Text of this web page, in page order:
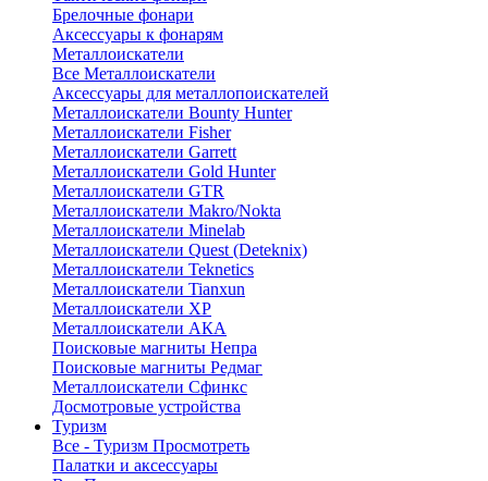
Брелочные фонари
Аксессуары к фонарям
Металлоискатели
Все Металлоискатели
Аксессуары для металлопоискателей
Металлоискатели Bounty Hunter
Металлоискатели Fisher
Металлоискатели Garrett
Металлоискатели Gold Hunter
Металлоискатели GTR
Металлоискатели Makro/Nokta
Металлоискатели Minelab
Металлоискатели Quest (Deteknix)
Металлоискатели Teknetics
Металлоискатели Tianxun
Металлоискатели XP
Металлоискатели АКА
Поисковые магниты Непра
Поисковые магниты Редмаг
Металлоискатели Сфинкс
Досмотровые устройства
Туризм
Все - Туризм Просмотреть
Палатки и аксессуары